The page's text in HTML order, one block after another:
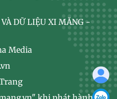
DỮ LIỆU XI MĂNG -
Media